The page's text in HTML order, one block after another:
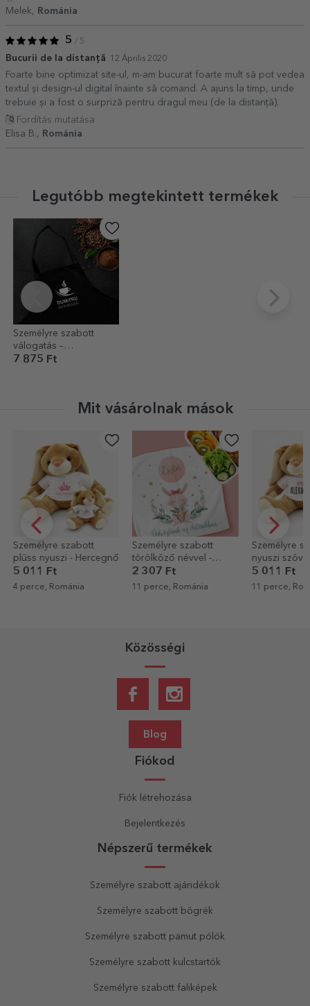
Melek,
Románia
5 / 5
Bucurii de la distanță 12 Április 2020
Foarte bine optimizat site-ul, m-am bucurat foarte mult să pot vedea
textul și design-ul digital înainte să comand. A ajuns la timp, unde
trebuie și a fost o surpriză pentru dragul meu (de la distanță).
Fordítás mutatása
Elisa B.,
Románia
Legutóbb megtekintett termékek
Személyre szabott
válogatás –
Kávészakértő
7 875 Ft
Mit vásárolnak mások
Személyre szabott
plüss nyuszi - Hercegnő
5 011 Ft
4 perce, Románia
Személyre szabott
törölköző névvel -
Üdvözöljük, kislány!
2 307 Ft
11 perce, Románia
Személyre
nyuszi
Szeretlek
5 011 Ft
11 perce,
Közösségi
Blog
Fiókod
Fiók létrehozása
Bejelentkezés
Népszerű termékek
Személyre szabott ajándékok
Személyre szabott bögrék
Személyre szabott pamut pólók
Személyre szabott kulcstartók
Személyre szabott faliképek